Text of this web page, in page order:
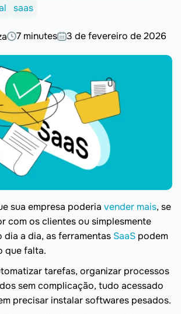
saas
7 minutes 3 de fevereiro de 2026
sua empresa poderia vender mais, se
com os clientes ou simplesmente
dia a dia, as ferramentas SaaS podem
que falta.
tarefas, organizar processos
sem complicação, tudo acessado
precisar instalar softwares pesados.